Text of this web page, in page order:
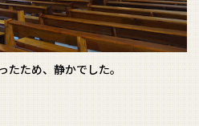
たため、静かでした。